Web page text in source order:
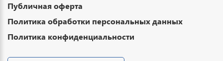
Публичная оферта
Политика обработки персональных данных
Политика конфиденциальности